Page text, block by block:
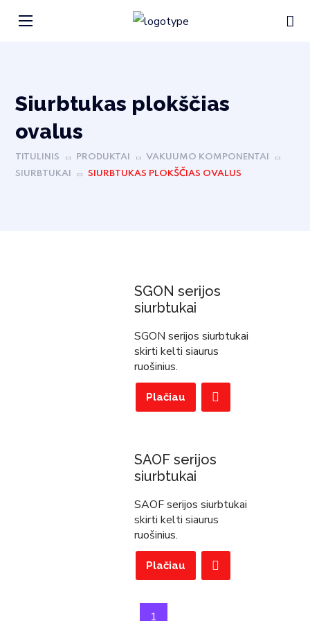
Siurbtukas plokščias
ovalus
TITULINIS PRODUKTAI
VAKUUMO KOMPONENTAI
SIURBTUKAI
SIURBTUKAS PLOKŠČIAS OVALUS
SGON serijos
siurbtukai
SGON serijos siurbtukai
skirti kelti siaurus
ruošinius.
Plačiau
SAOF serijos
siurbtukai
SAOF serijos siurbtukai
skirti kelti siaurus
ruošinius.
Plačiau
1